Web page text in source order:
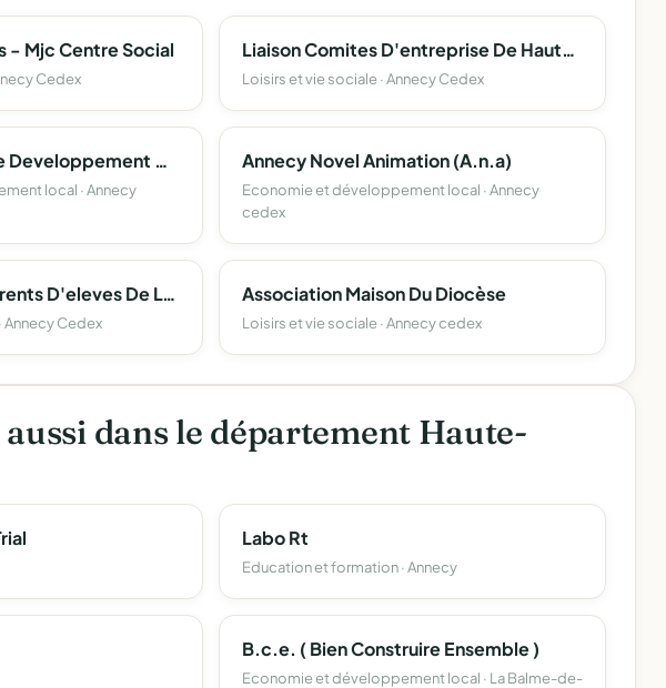
- Mjc Centre Social
Cedex
Liaison Comites D'entreprise De Haute Savoie (L.c.e. 74)
Loisirs et vie sociale · Annecy Cedex
Association Pour Le Developpement De L'emploi Agricole Et Rural De Haute-Savoie
local · Annecy
Annecy Novel Animation (A.n.a)
Economie et développement local · Annecy
cedex
Association Des Parents D'eleves De L'enseignement Libre (Apel) Du Departement De La Haute-Savoie
Annecy Cedex
Association Maison Du Diocèse
Loisirs et vie sociale · Annecy cedex
dans le département Haute-
Labo Rt
Education et formation · Annecy
B.c.e. ( Bien Construire Ensemble )
Economie et développement local · La Balme-de-